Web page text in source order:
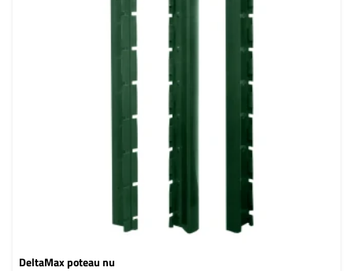
DeltaMax poteau nu